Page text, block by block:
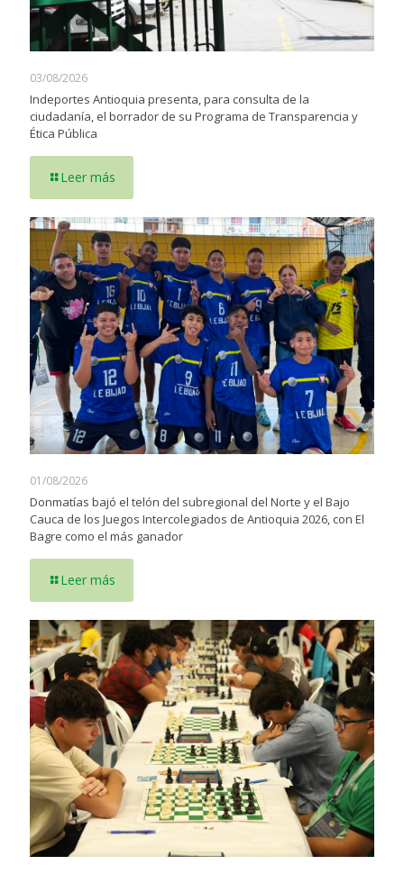
03/08/2026
Indeportes Antioquia presenta, para consulta de la
ciudadanía, el borrador de su Programa de Transparencia y
Ética Pública
Leer más
01/08/2026
Donmatías bajó el telón del subregional del Norte y el Bajo
Cauca de los Juegos Intercolegiados de Antioquia 2026, con El
Bagre como el más ganador
Leer más